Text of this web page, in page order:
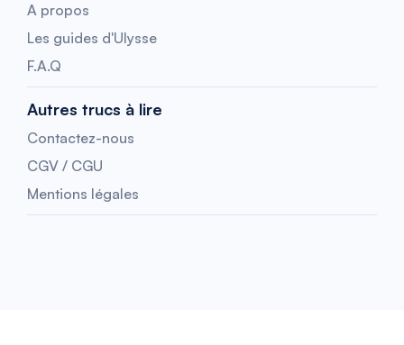
A propos
Les guides d'Ulysse
F.A.Q
Autres trucs à lire
Contactez-nous
CGV / CGU
Mentions légales